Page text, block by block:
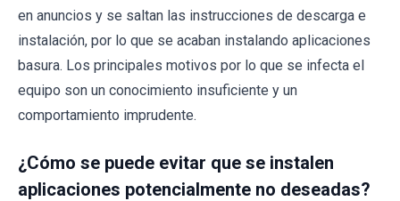
en anuncios y se saltan las instrucciones de descarga e
instalación, por lo que se acaban instalando aplicaciones
basura. Los principales motivos por lo que se infecta el
equipo son un conocimiento insuficiente y un
comportamiento imprudente.
¿Cómo se puede evitar que se instalen
aplicaciones potencialmente no deseadas?